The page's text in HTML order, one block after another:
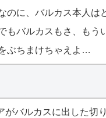
のに、バルカス本人は
もバルカスもさ、もう
ぶちまけちゃえよ…
がバルカスに出した切